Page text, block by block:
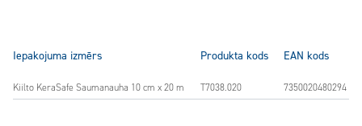
Iepakojuma izmērs Produkta kods EAN kods
Kiilto KeraSafe Saumanauha 10 cm x 20 m T7038.020 7350020480294